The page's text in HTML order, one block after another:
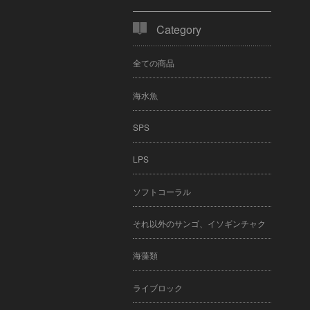
Category
全ての商品
海水魚
SPS
LPS
ソフトコーラル
それ以外のサンゴ、イソギンチャク
海藻類
ライブロック